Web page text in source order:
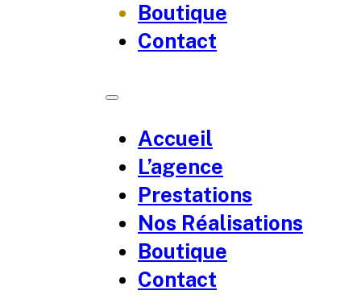
Boutique
Contact
Accueil
L’agence
Prestations
Nos Réalisations
Boutique
Contact